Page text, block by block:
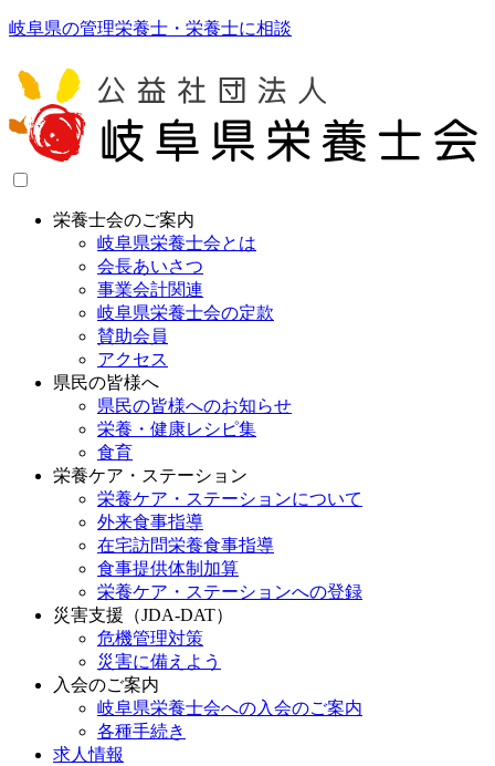
岐阜県の管理栄養士・栄養士に相談
栄養士会のご案内
岐阜県栄養士会とは
会長あいさつ
事業会計関連
岐阜県栄養士会の定款
賛助会員
アクセス
県民の皆様へ
県民の皆様へのお知らせ
栄養・健康レシピ集
食育
栄養ケア・ステーション
栄養ケア・ステーションについて
外来食事指導
在宅訪問栄養食事指導
食事提供体制加算
栄養ケア・ステーションへの登録
災害支援（JDA-DAT）
危機管理対策
災害に備えよう
入会のご案内
岐阜県栄養士会への入会のご案内
各種手続き
求人情報